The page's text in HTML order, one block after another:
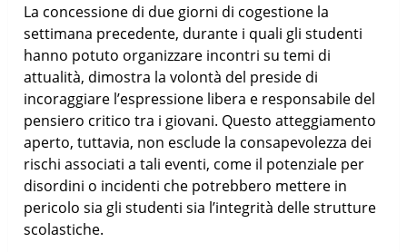
La concessione di due giorni di cogestione la
settimana precedente, durante i quali gli studenti
hanno potuto organizzare incontri su temi di
attualità, dimostra la volontà del preside di
incoraggiare l’espressione libera e responsabile del
pensiero critico tra i giovani. Questo atteggiamento
aperto, tuttavia, non esclude la consapevolezza dei
rischi associati a tali eventi, come il potenziale per
disordini o incidenti che potrebbero mettere in
pericolo sia gli studenti sia l’integrità delle strutture
scolastiche.